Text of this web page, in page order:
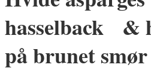
hasselback &
på brunet smør